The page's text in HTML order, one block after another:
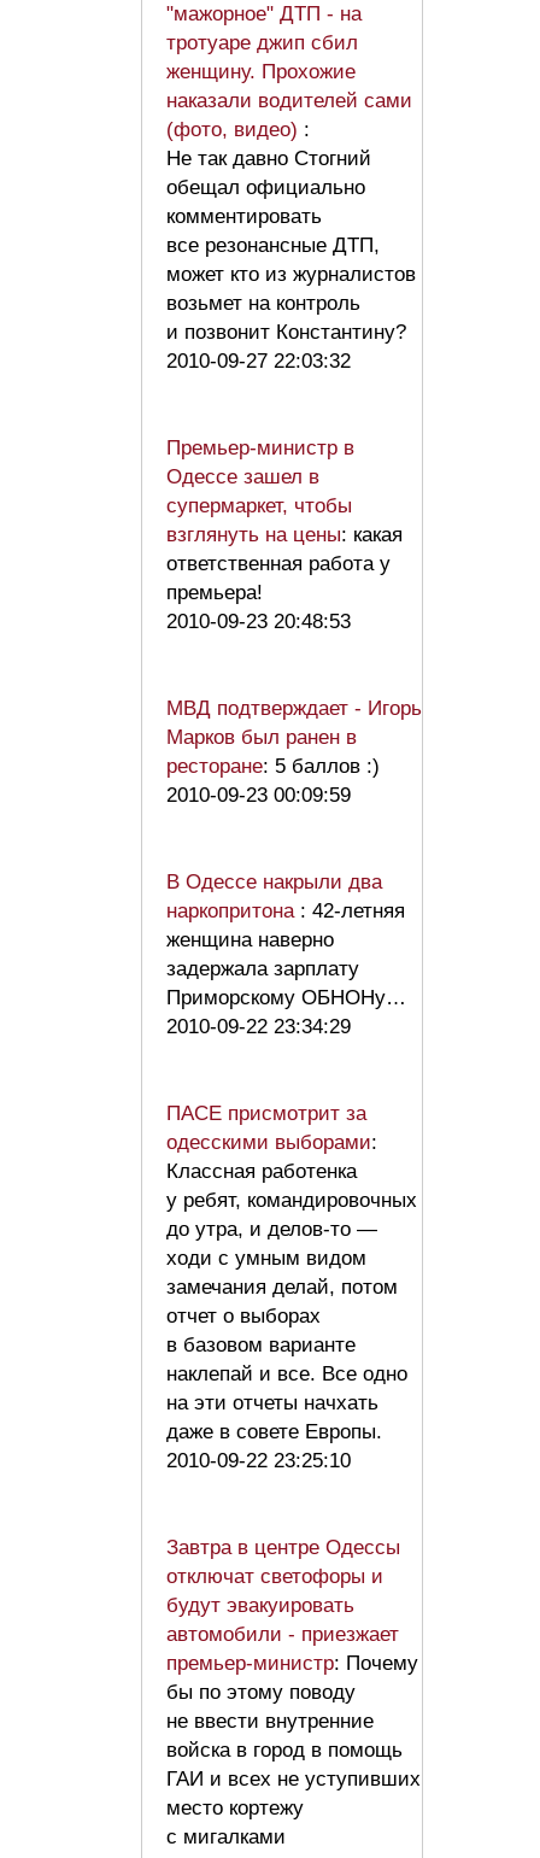
"мажорное" ДТП - на
тротуаре джип сбил
женщину. Прохожие
наказали водителей сами
(фото, видео) :
Не так давно Стогний
обещал официально
комментировать
все резонансные ДТП,
может кто из журналистов
возьмет на контроль
и позвонит Константину?
2010-09-27 22:03:32
Премьер-министр в
Одессе зашел в
супермаркет, чтобы
взглянуть на цены: какая
ответственная работа у
премьера!
2010-09-23 20:48:53
МВД подтверждает - Игорь
Марков был ранен в
ресторане: 5 баллов :)
2010-09-23 00:09:59
В Одессе накрыли два
наркопритона : 42-летняя
женщина наверно
задержала зарплату
Приморскому ОБНОНу…
2010-09-22 23:34:29
ПАСЕ присмотрит за
одесскими выборами:
Классная работенка
у ребят, командировочных
до утра, и делов-то —
ходи с умным видом
замечания делай, потом
отчет о выборах
в базовом варианте
наклепай и все. Все одно
на эти отчеты начхать
даже в совете Европы.
2010-09-22 23:25:10
Завтра в центре Одессы
отключат светофоры и
будут эвакуировать
автомобили - приезжает
премьер-министр: Почему
бы по этому поводу
не ввести внутренние
войска в город в помощь
ГАИ и всех не уступивших
место кортежу
с мигалками